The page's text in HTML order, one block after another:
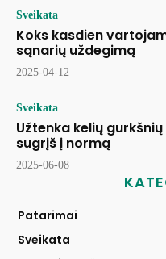
Sveikata
Koks kasdien
sąnarių uždegimą
2025-04-12
Sveikata
Užtenka kelių
sugrįš į normą
2025-06-08
Patarimai
Sveikata